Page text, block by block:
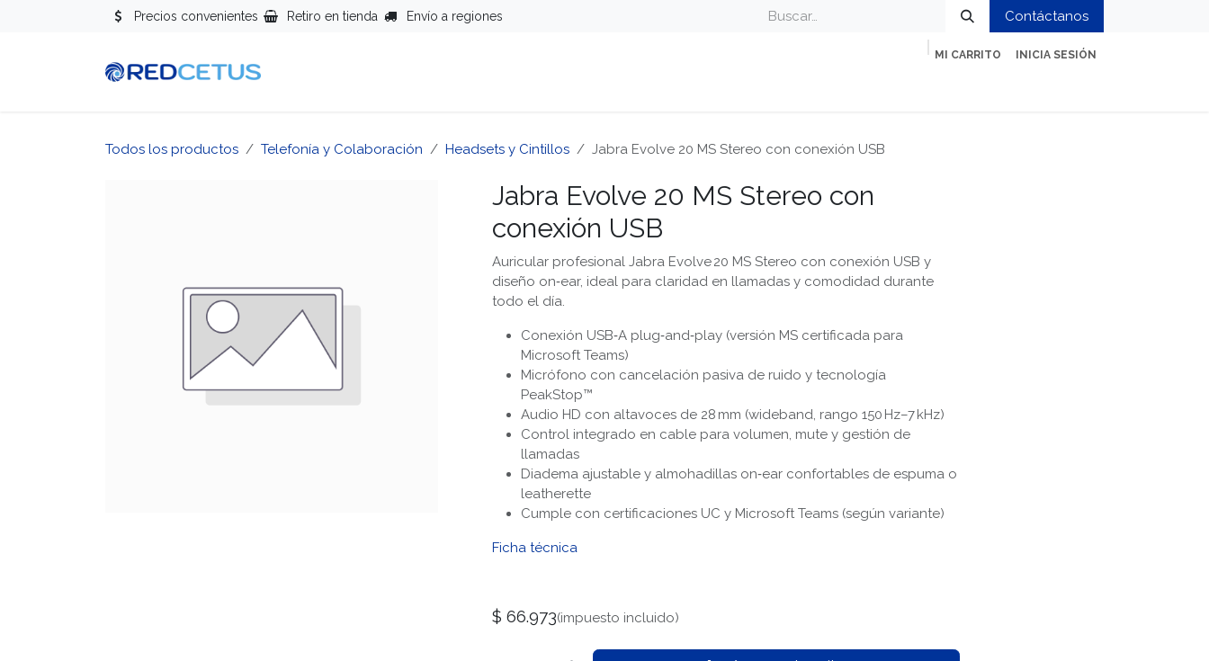
Precios convenientes Retiro en tienda Envío a regiones Contáctanos
MI CARRITO INICIA SESIÓN
Todos los productos Telefonía y Colaboración Headsets y Cintillos Jabra Evolve 20 MS Stereo con conexión USB
Jabra Evolve 20 MS Stereo con
conexión USB
Auricular profesional Jabra Evolve 20 MS Stereo con conexión USB y
diseño on‑ear, ideal para claridad en llamadas y comodidad durante
todo el día.
Conexión USB‑A plug‑and‑play (versión MS certificada para
Microsoft Teams)
Micrófono con cancelación pasiva de ruido y tecnología
PeakStop™
Audio HD con altavoces de 28 mm (wideband, rango 150 Hz–7 kHz)
Control integrado en cable para volumen, mute y gestión de
llamadas
Diadema ajustable y almohadillas on‑ear confortables de espuma o
leatherette
Cumple con certificaciones UC y Microsoft Teams (según variante)
Ficha técnica
$ 66.973(impuesto incluido)